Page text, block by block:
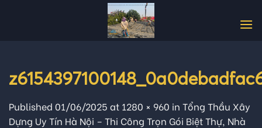
Published 01/06/2025 at 1280 × 960 in Tổng Thầu Xây
Dựng Uy Tín Hà Nội – Thi Công Trọn Gói Biệt Thự, Nhà